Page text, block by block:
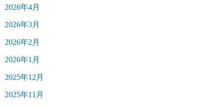
2026年4月
2026年3月
2026年2月
2026年1月
2025年12月
2025年11月